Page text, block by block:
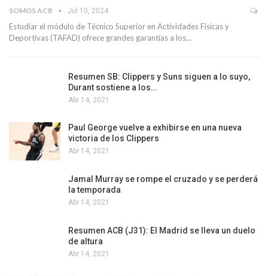
SOMOS ACB Jul 10, 2024
Estudiar el módulo de Técnico Superior en Actividades Físicas y
Deportivas (TAFAD) ofrece grandes garantías a los…
Resumen SB: Clippers y Suns siguen a lo suyo,
Durant sostiene a los…
Abr 14, 2021
Paul George vuelve a exhibirse en una nueva
victoria de los Clippers
Abr 14, 2021
Jamal Murray se rompe el cruzado y se perderá
la temporada
Abr 14, 2021
Resumen ACB (J31): El Madrid se lleva un duelo
de altura
Abr 14, 2021